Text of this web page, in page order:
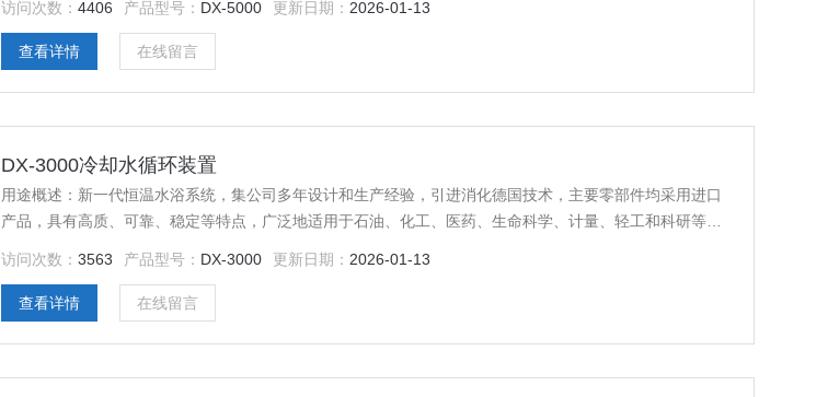
访问次数：4406 产品型号： DX-5000 更新日期： 2026-01-13
查看详情 在线留言
DX-3000冷却水循环装置
用途概述：新一代恒温水浴系统，集公司多年设计和生产经验，引进消化德国技术，主要零部件均采用进口
产品，具有高质、可靠、稳定等特点，广泛地适用于石油、化工、医药、生命科学、计量、轻工和科研等领
访问次数：3563 产品型号： DX-3000 更新日期： 2026-01-13
查看详情 在线留言